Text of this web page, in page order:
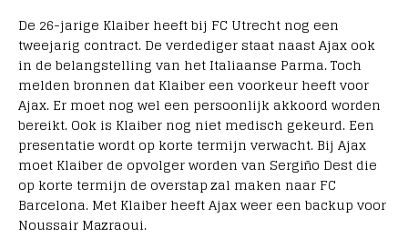
De 26-jarige Klaiber heeft bij FC Utrecht nog een
tweejarig contract. De verdediger staat naast Ajax ook
in de belangstelling van het Italiaanse Parma. Toch
melden bronnen dat Klaiber een voorkeur heeft voor
Ajax. Er moet nog wel een persoonlijk akkoord worden
bereikt. Ook is Klaiber nog niet medisch gekeurd. Een
presentatie wordt op korte termijn verwacht. Bij Ajax
moet Klaiber de opvolger worden van Sergiño Dest die
op korte termijn de overstap zal maken naar FC
Barcelona. Met Klaiber heeft Ajax weer een backup voor
Noussair Mazraoui.